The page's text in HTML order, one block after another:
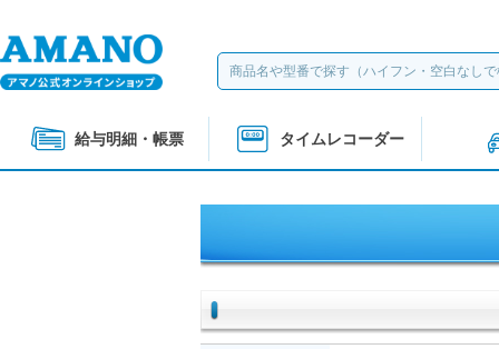
給与明細・帳票 タイムレコーダー